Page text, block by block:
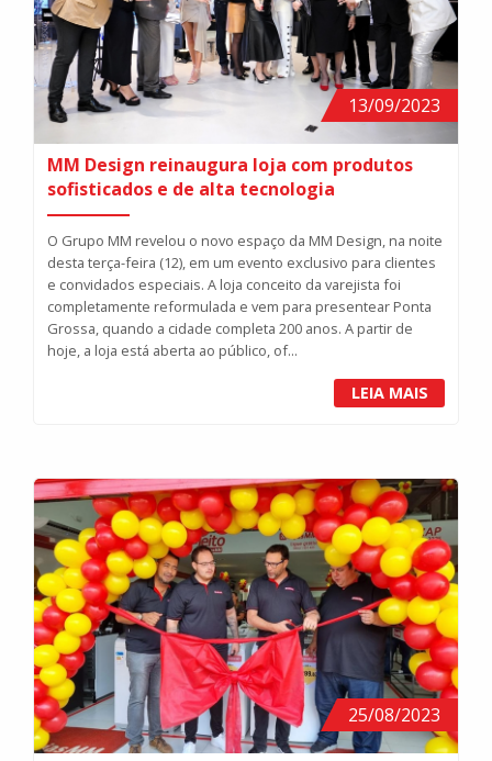
13/09/2023
MM Design reinaugura loja com produtos
sofisticados e de alta tecnologia
O Grupo MM revelou o novo espaço da MM Design, na noite
desta terça-feira (12), em um evento exclusivo para clientes
e convidados especiais. A loja conceito da varejista foi
completamente reformulada e vem para presentear Ponta
Grossa, quando a cidade completa 200 anos. A partir de
hoje, a loja está aberta ao público, of...
LEIA MAIS
25/08/2023